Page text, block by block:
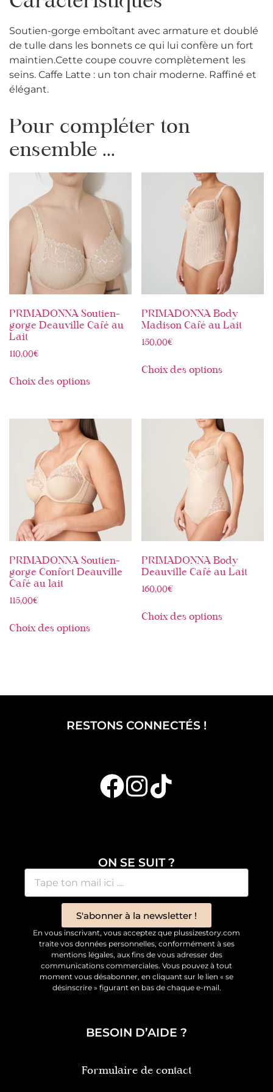
Soutien-gorge emboîtant avec armature et doublé
de tulle dans les bonnets ce qui lui confère un fort
maintien.Cette coupe couvre complètement les
seins. Caffe Latte : un ton chair moderne. Raffiné et
élégant.
Pour compléter ton
ensemble ...
PRIMADONNA Soutien-
gorge Deauville Café au
Lait
110,00€
Choix des options
PRIMADONNA Body
Madison Café au Lait
150,00€
Choix des options
PRIMADONNA Soutien-
gorge Confort Deauville
Café au lait
115,00€
Choix des options
PRIMADONNA Body
Deauville Café au Lait
160,00€
Choix des options
RESTONS CONNECTÉS !
ON SE SUIT ?
S'abonner à la newsletter !
En vous inscrivant, vous acceptez que plussizestory.com
traite vos données personnelles, conformément à ses
mentions légales, aux fins de vous adresser des
communications commerciales. Vous pouvez à tout
moment vous désabonner, en cliquant sur le lien « se
désinscrire » figurant en bas de chaque e-mail.
BESOIN D’AIDE ?
Formulaire de contact